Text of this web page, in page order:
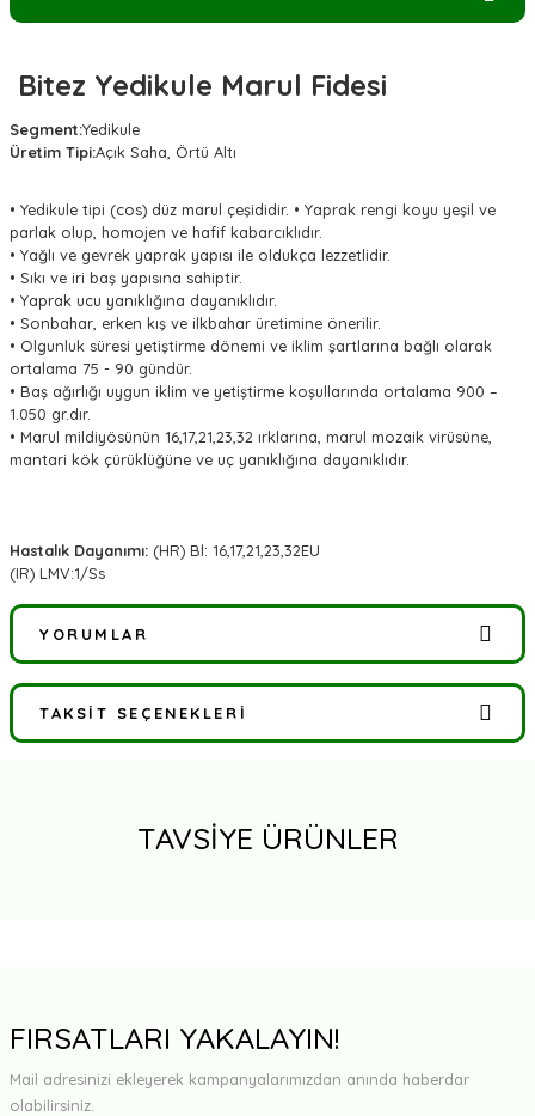
Bitez Yedikule Marul Fidesi
Segment:Yedikule
Üretim Tipi:Açık Saha, Örtü Altı
• Yedikule tipi (cos) düz marul çeşididir. • Yaprak rengi koyu yeşil ve
parlak olup, homojen ve hafif kabarcıklıdır.
• Yağlı ve gevrek yaprak yapısı ile oldukça lezzetlidir.
• Sıkı ve iri baş yapısına sahiptir.
• Yaprak ucu yanıklığına dayanıklıdır.
• Sonbahar, erken kış ve ilkbahar üretimine önerilir.
• Olgunluk süresi yetiştirme dönemi ve iklim şartlarına bağlı olarak
ortalama 75 - 90 gündür.
• Baş ağırlığı uygun iklim ve yetiştirme koşullarında ortalama 900 –
1.050 gr.dır.
• Marul mildiyösünün 16,17,21,23,32 ırklarına, marul mozaik virüsüne,
mantari kök çürüklüğüne ve uç yanıklığına dayanıklıdır.
Hastalık Dayanımı: (HR) Bl: 16,17,21,23,32EU
(IR) LMV:1/Ss
YORUMLAR
Bu ürüne ilk yorumu siz yapın!
TAKSIT SEÇENEKLERI
TAVSİYE ÜRÜNLER
FIRSATLARI YAKALAYIN!
Mail adresinizi ekleyerek kampanyalarımızdan anında haberdar
olabilirsiniz.